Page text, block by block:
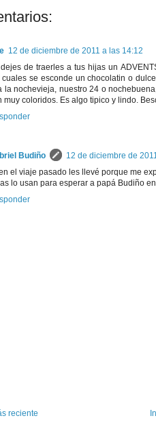
12 de diciembre de 2011 a las 14:12
de traerles a tus hijas un
cuales se esconde un chocolatin o
la nochevieja, nuestro 24 o
muy coloridos. Es algo tipico y lindo.
Budiño
12 de diciembre de
el viaje pasado les llevé porque me
lo usan para esperar a papá Budiño
reciente